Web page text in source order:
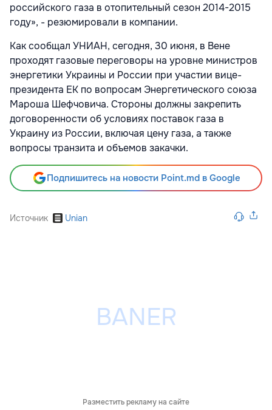
российского газа в отопительный сезон 2014-2015
году», - резюмировали в компании.
Как сообщал УНИАН, сегодня, 30 июня, в Вене
проходят газовые переговоры на уровне министров
энергетики Украины и России при участии вице-
президента ЕК по вопросам Энергетического союза
Мароша Шефчовича. Стороны должны закрепить
договоренности об условиях поставок газа в
Украину из России, включая цену газа, а также
вопросы транзита и объемов закачки.
Подпишитесь на новости Point.md в Google
Источник Unian
Разместить рекламу на сайте